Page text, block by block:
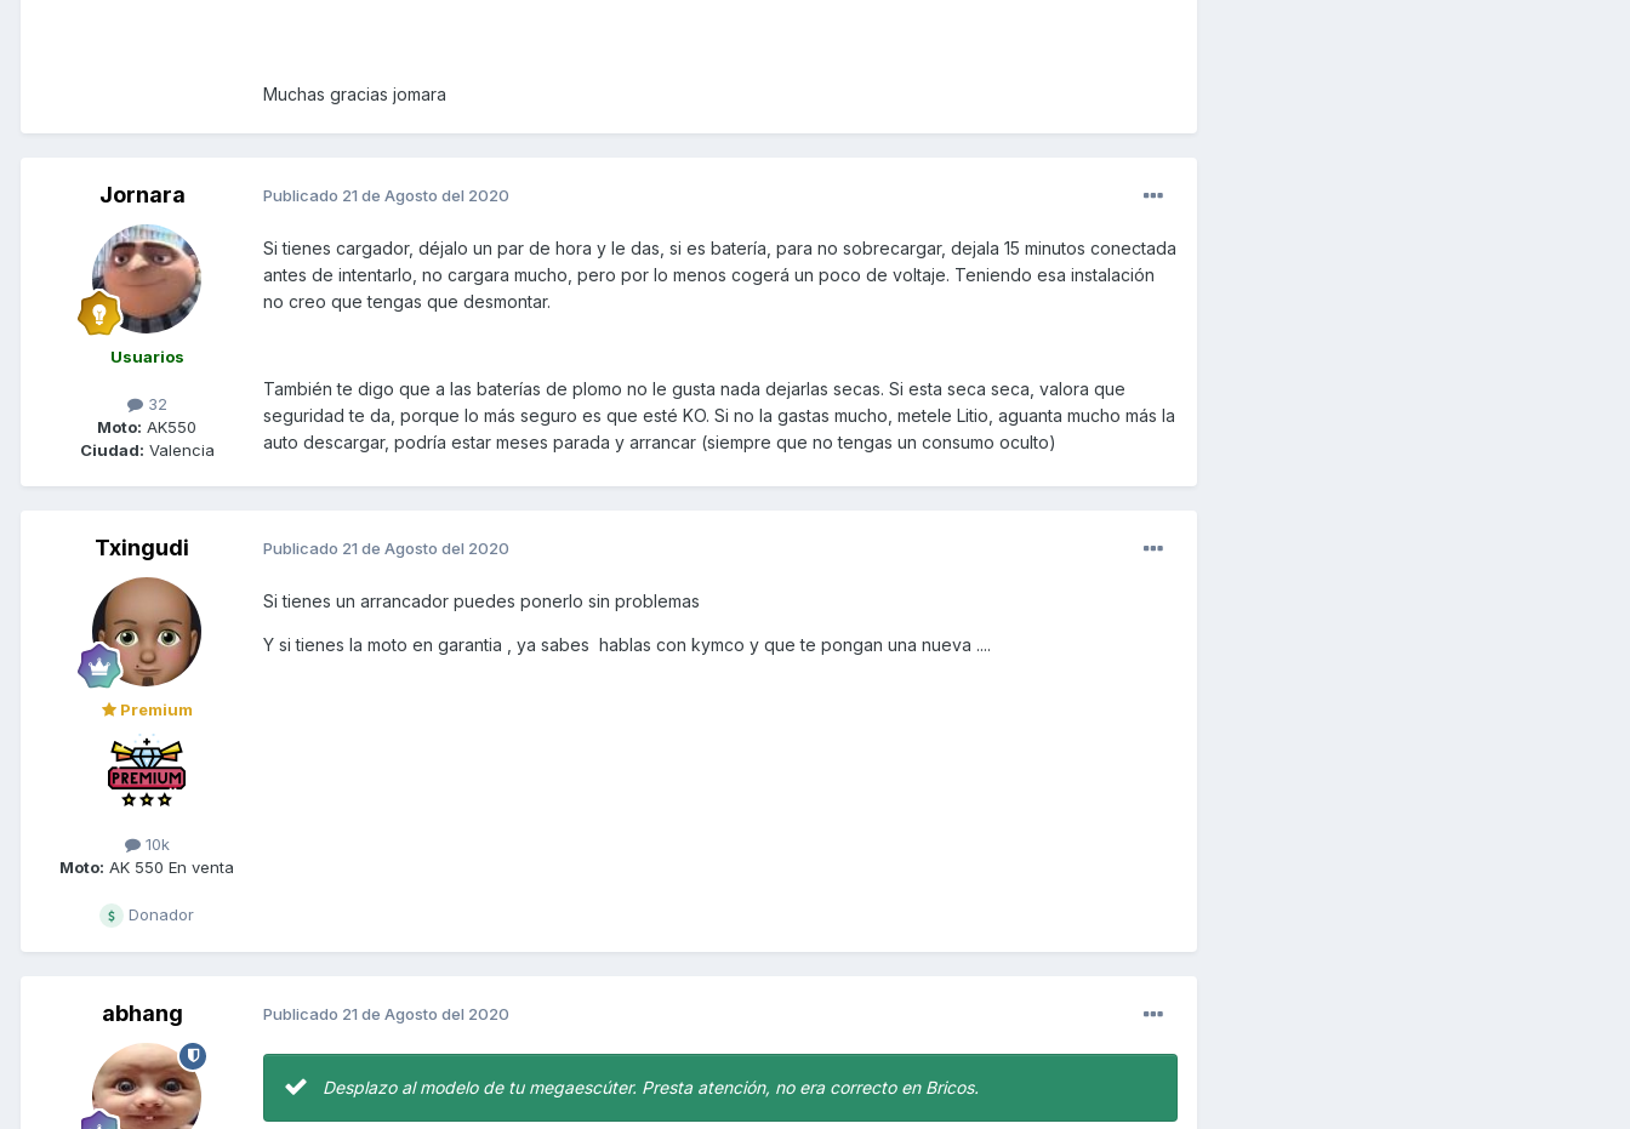
Muchas gracias jomara
Jornara
Usuarios
32
Moto: AK550
Ciudad: Valencia
Publicado 21 de Agosto del 2020
Si tienes cargador, déjalo un par de hora y le das, si es batería, para no sobrecargar, dejala 15 minutos conectada
antes de intentarlo, no cargara mucho, pero por lo menos cogerá un poco de voltaje. Teniendo esa instalación
no creo que tengas que desmontar.
También te digo que a las baterías de plomo no le gusta nada dejarlas secas. Si esta seca seca, valora que
seguridad te da, porque lo más seguro es que esté KO. Si no la gastas mucho, metele Litio, aguanta mucho más la
auto descargar, podría estar meses parada y arrancar (siempre que no tengas un consumo oculto)
Txingudi
Premium
10k
Moto: AK 550 En venta
Donador
Publicado 21 de Agosto del 2020
Si tienes un arrancador puedes ponerlo sin problemas
Y si tienes la moto en garantia , ya sabes hablas con kymco y que te pongan una nueva ....
abhang Publicado 21 de Agosto del 2020
Desplazo al modelo de tu megaescúter. Presta atención, no era correcto en Bricos.